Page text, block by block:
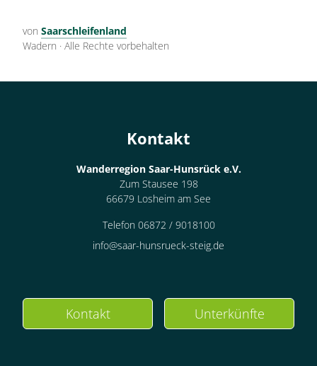
von Saarschleifenland
Wadern · Alle Rechte vorbehalten
Kontakt
Wanderregion Saar-Hunsrück e.V.
Zum Stausee 198
66679 Losheim am See
Telefon 06872 / 9018100
info@saar-hunsrueck-steig.de
Kontakt Unterkünfte